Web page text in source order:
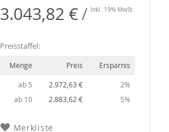
3.043,82 € Inkl. 19% MwSt.
Preisstaffel:
Menge Preis Ersparnis
ab 5 2.972,63 €
2%
ab 10
2.883,62 € 5%
Merkliste